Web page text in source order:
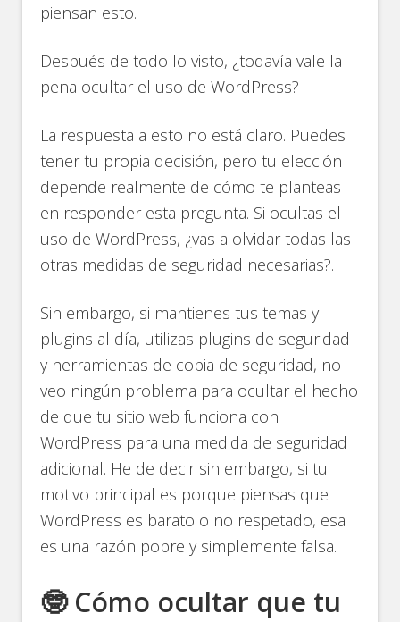
piensan esto.
Después de todo lo visto, ¿todavía vale la
pena ocultar el uso de WordPress?
La respuesta a esto no está claro. Puedes
tener tu propia decisión, pero tu elección
depende realmente de cómo te planteas
en responder esta pregunta. Si ocultas el
uso de WordPress, ¿vas a olvidar todas las
otras medidas de seguridad necesarias?.
Sin embargo, si mantienes tus temas y
plugins al día, utilizas plugins de seguridad
y herramientas de copia de seguridad, no
veo ningún problema para ocultar el hecho
de que tu sitio web funciona con
WordPress para una medida de seguridad
adicional. He de decir sin embargo, si tu
motivo principal es porque piensas que
WordPress es barato o no respetado, esa
es una razón pobre y simplemente falsa.
🤓 Cómo ocultar que tu